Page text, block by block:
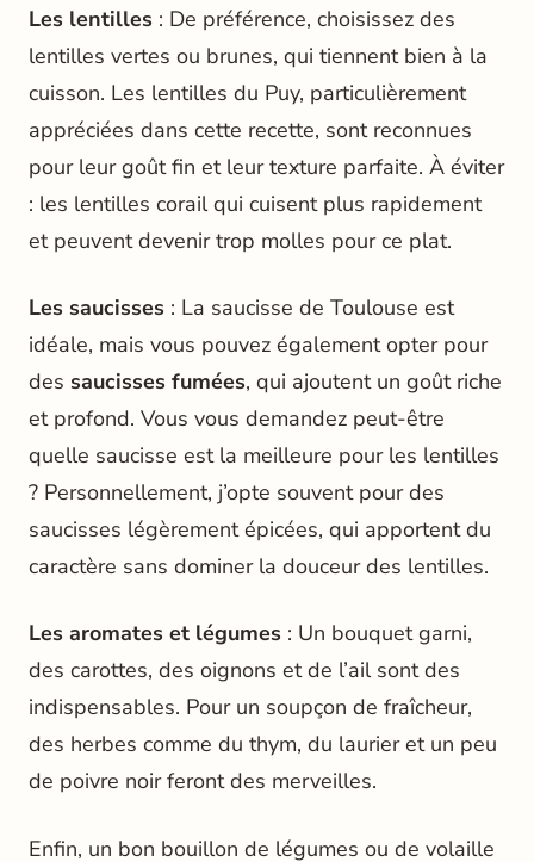
Les lentilles : De préférence, choisissez des
lentilles vertes ou brunes, qui tiennent bien à la
cuisson. Les lentilles du Puy, particulièrement
appréciées dans cette recette, sont reconnues
pour leur goût fin et leur texture parfaite. À éviter
: les lentilles corail qui cuisent plus rapidement
et peuvent devenir trop molles pour ce plat.
Les saucisses : La saucisse de Toulouse est
idéale, mais vous pouvez également opter pour
des saucisses fumées, qui ajoutent un goût riche
et profond. Vous vous demandez peut-être
quelle saucisse est la meilleure pour les lentilles
? Personnellement, j’opte souvent pour des
saucisses légèrement épicées, qui apportent du
caractère sans dominer la douceur des lentilles.
Les aromates et légumes : Un bouquet garni,
des carottes, des oignons et de l’ail sont des
indispensables. Pour un soupçon de fraîcheur,
des herbes comme du thym, du laurier et un peu
de poivre noir feront des merveilles.
Enfin, un bon bouillon de légumes ou de volaille